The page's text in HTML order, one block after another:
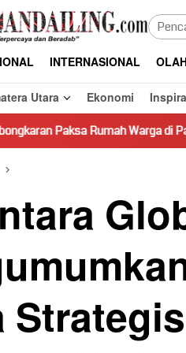
INTERNASIONAL
Utara Ekonomi
Warga di Pasaman Tanpa